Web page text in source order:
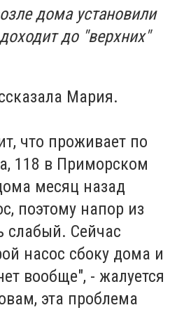
дома установили
до "верхних"
Мария.
что проживает по
118 в Приморском
месяц назад
поэтому напор из
слабый. Сейчас
насос сбоку дома и
вообще", - жалуется
эта проблема